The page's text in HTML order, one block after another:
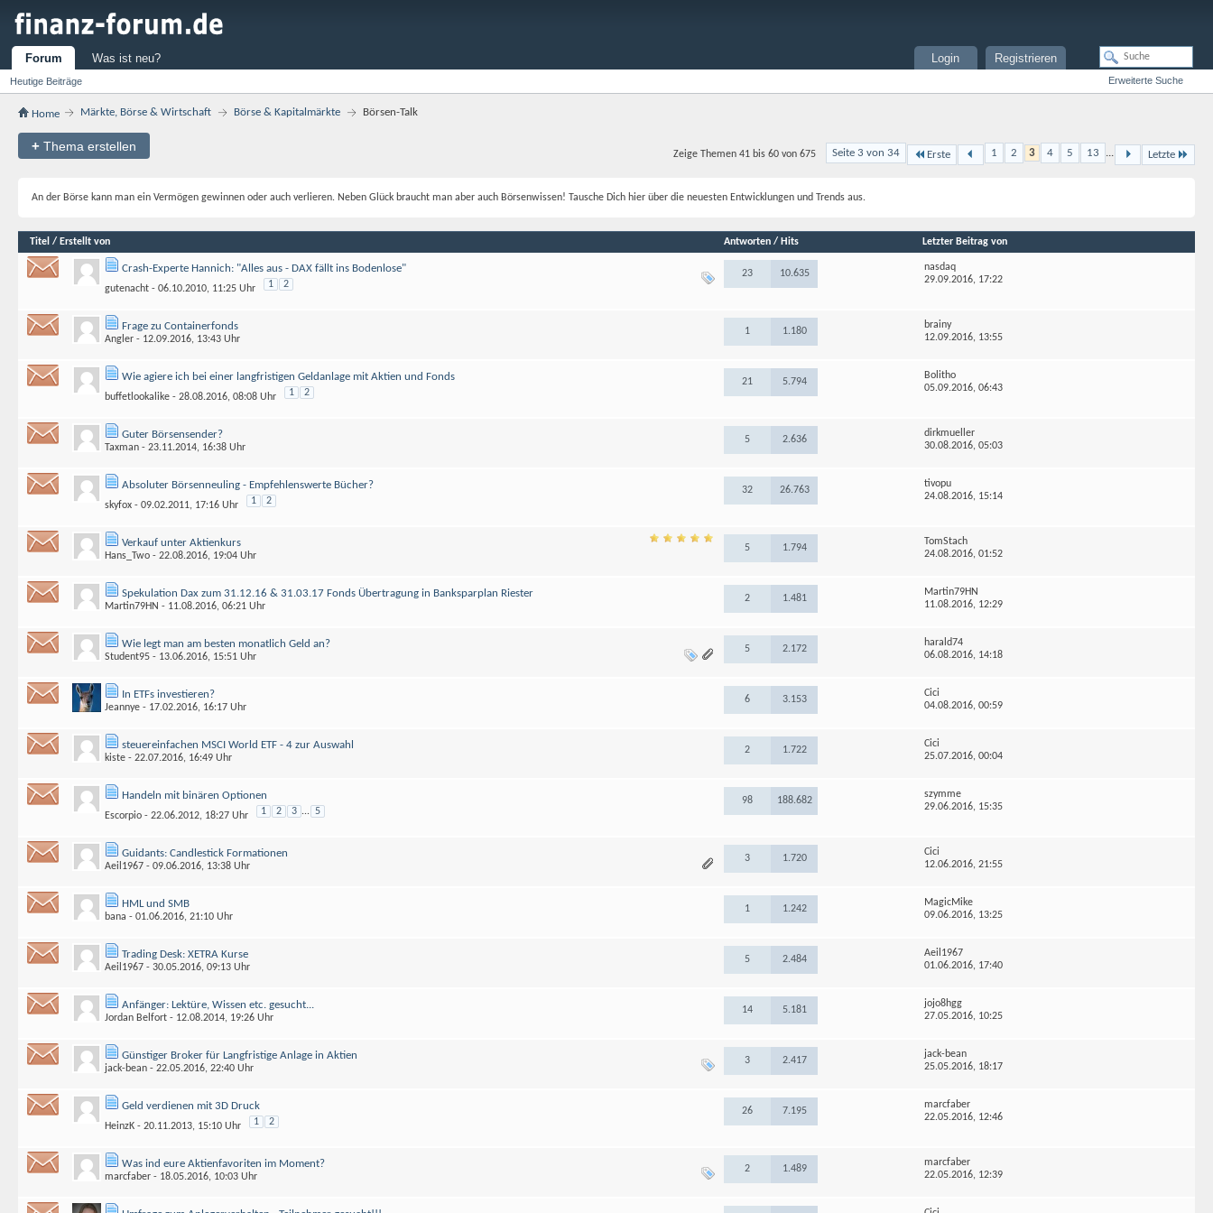
Forum
Heutige Beiträge
Was ist neu? Registrieren
Login
Erweiterte Suche
Home Märkte, Börse & Wirtschaft Börse & Kapitalmärkte Börsen-Talk
+ Thema erstellen Seite 3 von 34 Erste 1 2 3 4 5 13 ... Letzte
Zeige Themen 41 bis 60 von 675
An der Börse kann man ein Vermögen gewinnen oder auch verlieren. Neben Glück braucht man aber auch Börsenwissen! Tausche Dich hier über die neuesten Entwicklungen und Trends aus.
Titel / Erstellt von Antworten / Hits Letzter Beitrag von
Crash-Experte Hannich: "Alles aus - DAX fällt ins Bodenlose"
gutenacht - 06.10.2010, 11:25 Uhr 1 2
23 10.635
nasdaq
29.09.2016, 17:22
Frage zu Containerfonds
Angler - 12.09.2016, 13:43 Uhr
1 1.180
brainy
12.09.2016, 13:55
Wie agiere ich bei einer langfristigen Geldanlage mit Aktien und Fonds
buffetlookalike - 28.08.2016, 08:08 Uhr 1 2
21 5.794
Bolitho
05.09.2016,06:43
Guter Börsensender?
Taxman - 23.11.2014, 16:38 Uhr
5 2.636
dirkmueller
30.08.2016,05:03
Absoluter Börsenneuling - Empfehlenswerte Bücher?
skyfox - 09.02.2011, 17:16 Uhr 1 2
32 26.763
tivopu
24.08.2016, 15:14
Verkauf unter Aktienkurs
Hans_Two - 22.08.2016, 19:04 Uhr
5 1.794
TomStach
24.08.2016,01:52
Spekulation Dax zum 31.12.16 & 31.03.17 Fonds Übertragung in Banksparplan Riester
Martin79HN - 11.08.2016, 06:21 Uhr
2 1.481
Martin79HN
11.08.2016, 12:29
Wie legt man am besten monatlich Geld an?
Student95 - 13.06.2016, 15:51 Uhr
5 2.172
harald74
06.08.2016, 14:18
In ETFs investieren?
Jeannye - 17.02.2016, 16:17 Uhr
6 3.153
Cici
04.08.2016,00:59
steuereinfachen MSCI World ETF - 4 zur Auswahl
kiste - 22.07.2016, 16:49 Uhr
2 1.722
Cici
25.07.2016,00:04
Handeln mit binären Optionen
Escorpio - 22.06.2012, 18:27 Uhr 1 2 3 ... 5
98 188.682
szymme
29.06.2016, 15:35
Guidants: Candlestick Formationen
Aeil1967 - 09.06.2016, 13:38 Uhr
3 1.720
Cici
12.06.2016,21:55
HML und SMB
bana - 01.06.2016, 21:10 Uhr
1 1.242
MagicMike
09.06.2016, 13:25
Trading Desk: XETRA Kurse
Aeil1967 - 30.05.2016, 09:13 Uhr
5 2.484
Aeil1967
01.06.2016, 17:40
Anfänger: Lektüre, Wissen etc. gesucht...
Jordan Belfort - 12.08.2014, 19:26 Uhr
14 5.181
jojo8hgg
27.05.2016, 10:25
Günstiger Broker für Langfristige Anlage in Aktien
jack-bean - 22.05.2016, 22:40 Uhr
3 2.417
jack-bean
25.05.2016, 18:17
Geld verdienen mit 3D Druck
HeinzK - 20.11.2013, 15:10 Uhr 1 2
26 7.195
marcfaber
22.05.2016, 12:46
Was ind eure Aktienfavoriten im Moment?
marcfaber - 18.05.2016, 10:03 Uhr
2 1.489
marcfaber
22.05.2016, 12:39